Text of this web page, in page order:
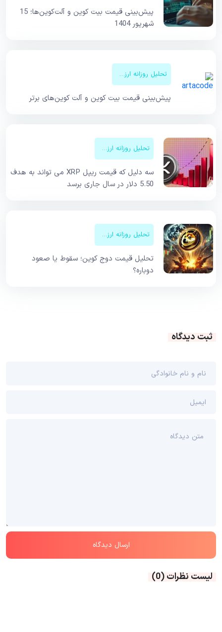
پیش‌بینی قیمت بیت کوین و آلت‌کوین‌ها؛ 15
شهریور 1404
تحلیل روزانه ارزهای دیجیتال
پیش‌بینی قیمت‌ بیت کوین و آلت کوین‌های برتر
تحلیل روزانه ارزهای دیجیتال
سه دلیل که قیمت ریپل XRP می تواند به هدف
5.50 دلار در سال جاری برسد
تحلیل روزانه ارزهای دیجیتال
تحلیل قیمت دوج کوین؛ سقوط یا صعود
دوباره؟
ثبت دیدگاه
لیست نظرات(0)